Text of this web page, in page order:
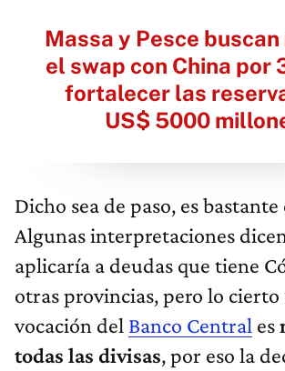
Massa y Pesce
el swap con China por
fortalecer las
US$ 5000
Dicho sea de paso, es
Algunas interpretaciones
aplicaría a deudas que tiene
otras provincias, pero lo cierto
vocación del Banco Central es
todas las divisas, por eso la